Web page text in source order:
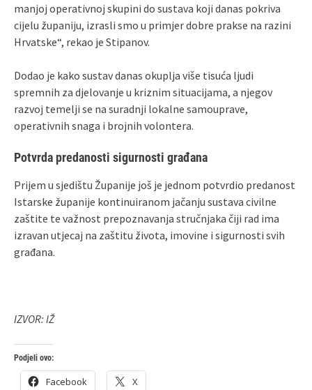
manjoj operativnoj skupini do sustava koji danas pokriva
cijelu županiju, izrasli smo u primjer dobre prakse na razini
Hrvatske“, rekao je Stipanov.
Dodao je kako sustav danas okuplja više tisuća ljudi
spremnih za djelovanje u kriznim situacijama, a njegov
razvoj temelji se na suradnji lokalne samouprave,
operativnih snaga i brojnih volontera.
Potvrda predanosti sigurnosti građana
Prijem u sjedištu Županije još je jednom potvrdio predanost
Istarske županije kontinuiranom jačanju sustava civilne
zaštite te važnost prepoznavanja stručnjaka čiji rad ima
izravan utjecaj na zaštitu života, imovine i sigurnosti svih
građana.
IZVOR: IŽ
Podjeli ovo:
Facebook X